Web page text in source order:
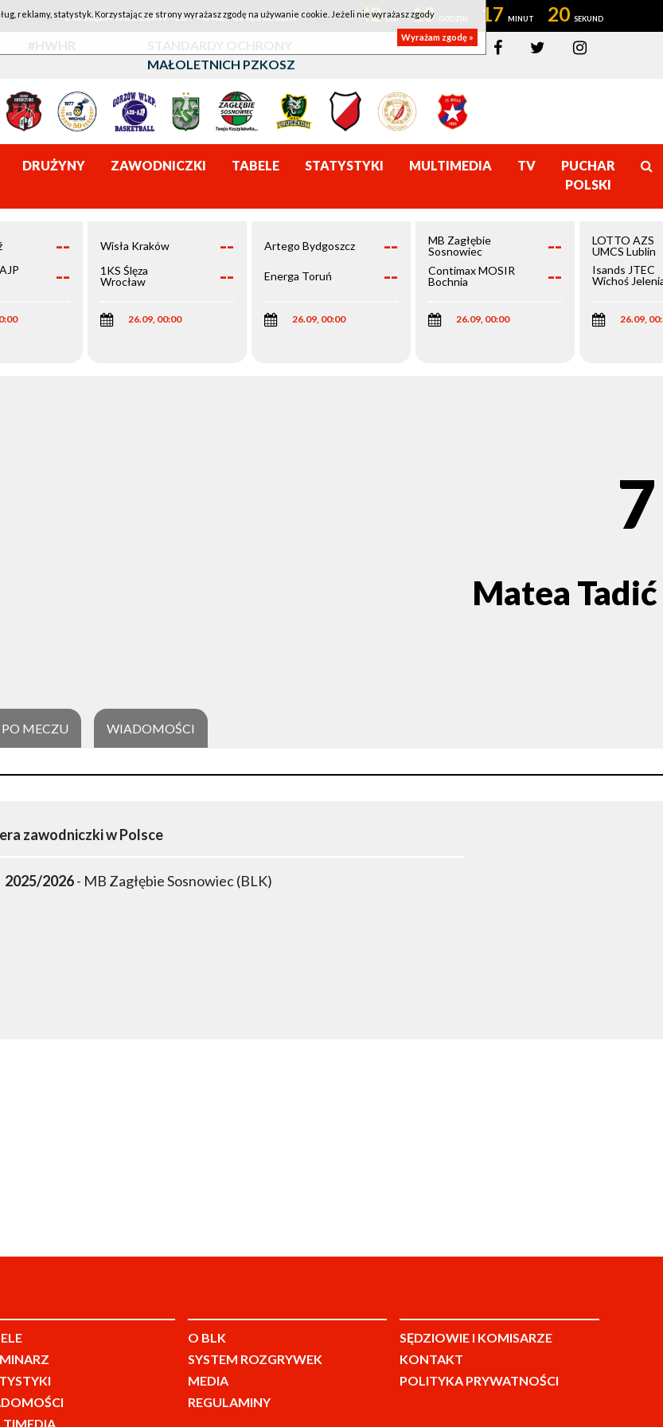
1KS ŚLĘZA WROCŁAW - LOTTO AZS UMCS LUBLIN 42 10 17 19
#HWHR
STANDARDY OCHRONY
MAŁOLETNICH PZKOSZ
DRUŻYNY ZAWODNICZKI TABELE STATYSTYKI MULTIMEDIA TV
PUCHAR
POLSKI
--
--
Wisła Kraków --
1KS Ślęza
Wrocław
--
26.09, 00:00
Artego Bydgoszcz --
Energa Toruń --
26.09, 00:00
MB Zagłębie
Sosnowiec
--
Contimax MOSIR
Bochnia
--
26.09, 00:00
LOTTO AZS
UMCS Lublin
Isands JTEC
Wichoś
26.09,
7
Matea Tadić
MECZU WIADOMOŚCI
zawodniczki w Polsce
2025/2026- MB Zagłębie Sosnowiec (BLK)
O BLK
SYSTEM ROZGRYWEK
MEDIA
REGULAMINY
SĘDZIOWIE I KOMISARZE
KONTAKT
POLITYKA PRYWATNOŚCI
reklamy, statystyk. Korzystając ze strony wyrażasz zgodę na używanie cookie. Jeżeli nie wyrażasz zgody
Wyrażam zgodę »